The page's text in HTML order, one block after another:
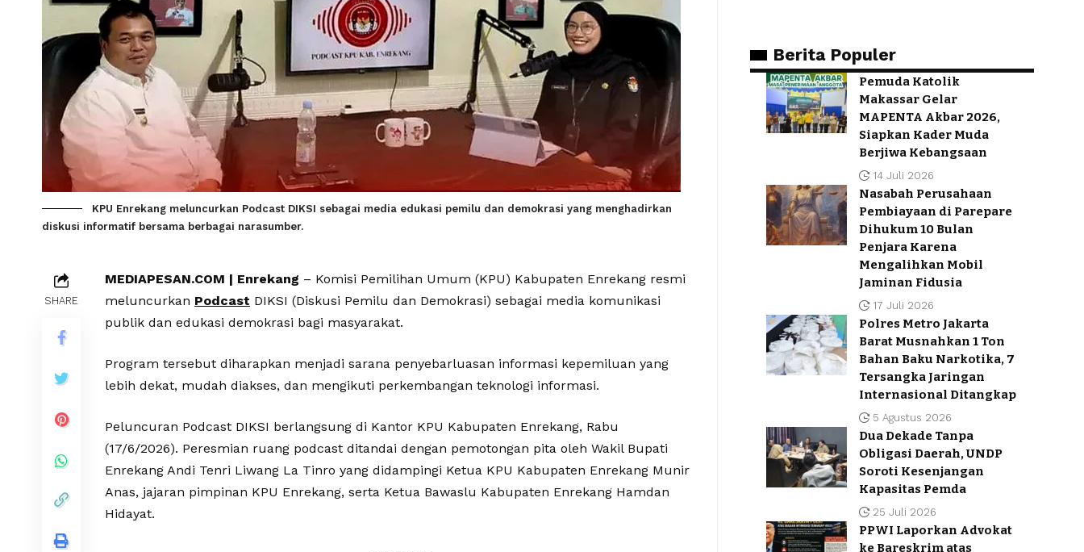
KPU Enrekang meluncurkan Podcast DIKSI sebagai media edukasi pemilu dan demokrasi yang menghadirkan
diskusi informatif bersama berbagai narasumber.
SHARE
MEDIAPESAN.COM | Enrekang – Komisi Pemilihan Umum (KPU) Kabupaten Enrekang resmi
meluncurkan Podcast DIKSI (Diskusi Pemilu dan Demokrasi) sebagai media komunikasi
publik dan edukasi demokrasi bagi masyarakat.
Program tersebut diharapkan menjadi sarana penyebarluasan informasi kepemiluan yang
lebih dekat, mudah diakses, dan mengikuti perkembangan teknologi informasi.
Peluncuran Podcast DIKSI berlangsung di Kantor KPU Kabupaten Enrekang, Rabu
(17/6/2026). Peresmian ruang podcast ditandai dengan pemotongan pita oleh Wakil Bupati
Enrekang Andi Tenri Liwang La Tinro yang didampingi Ketua KPU Kabupaten Enrekang Munir
Anas, jajaran pimpinan KPU Enrekang, serta Ketua Bawaslu Kabupaten Enrekang Hamdan
Hidayat.
Berita Populer
Pemuda Katolik
Makassar Gelar
MAPENTA Akbar 2026,
Siapkan Kader Muda
Berjiwa Kebangsaan
14 Juli 2026
Nasabah Perusahaan
Pembiayaan di Parepare
Dihukum 10 Bulan
Penjara Karena
Mengalihkan Mobil
Jaminan Fidusia
17 Juli 2026
Polres Metro Jakarta
Barat Musnahkan 1 Ton
Bahan Baku Narkotika, 7
Tersangka Jaringan
Internasional Ditangkap
5 Agustus 2026
Dua Dekade Tanpa
Obligasi Daerah, UNDP
Soroti Kesenjangan
Kapasitas Pemda
25 Juli 2026
PPWI Laporkan Advokat
ke Bareskrim atas